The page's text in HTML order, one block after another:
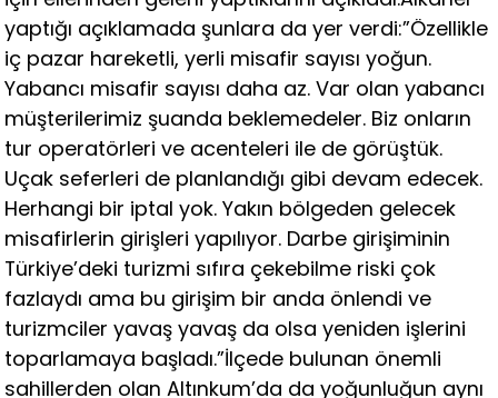
yaptığı açıklamada şunlara da yer verdi:”Özellikle
iç pazar hareketli, yerli misafir sayısı yoğun.
Yabancı misafir sayısı daha az. Var olan yabancı
müşterilerimiz şuanda beklemedeler. Biz onların
tur operatörleri ve acenteleri ile de görüştük.
Uçak seferleri de planlandığı gibi devam edecek.
Herhangi bir iptal yok. Yakın bölgeden gelecek
misafirlerin girişleri yapılıyor. Darbe girişiminin
Türkiye’deki turizmi sıfıra çekebilme riski çok
fazlaydı ama bu girişim bir anda önlendi ve
turizmciler yavaş yavaş da olsa yeniden işlerini
toparlamaya başladı.”İlçede bulunan önemli
sahillerden olan Altınkum’da da yoğunluğun aynı